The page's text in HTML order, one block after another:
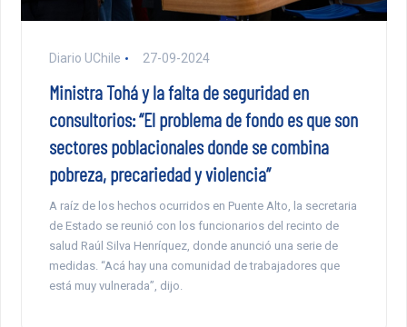
Diario UChile 27-09-2024
Ministra Tohá y la falta de seguridad en
consultorios: “El problema de fondo es que son
sectores poblacionales donde se combina
pobreza, precariedad y violencia”
A raíz de los hechos ocurridos en Puente Alto, la secretaria
de Estado se reunió con los funcionarios del recinto de
salud Raúl Silva Henríquez, donde anunció una serie de
medidas. “Acá hay una comunidad de trabajadores que
está muy vulnerada”, dijo.